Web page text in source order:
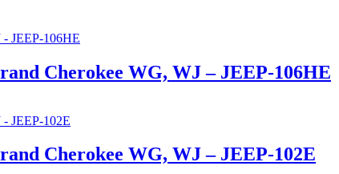
Cherokee WG, WJ – JEEP-106HE
Cherokee WG, WJ – JEEP-102E